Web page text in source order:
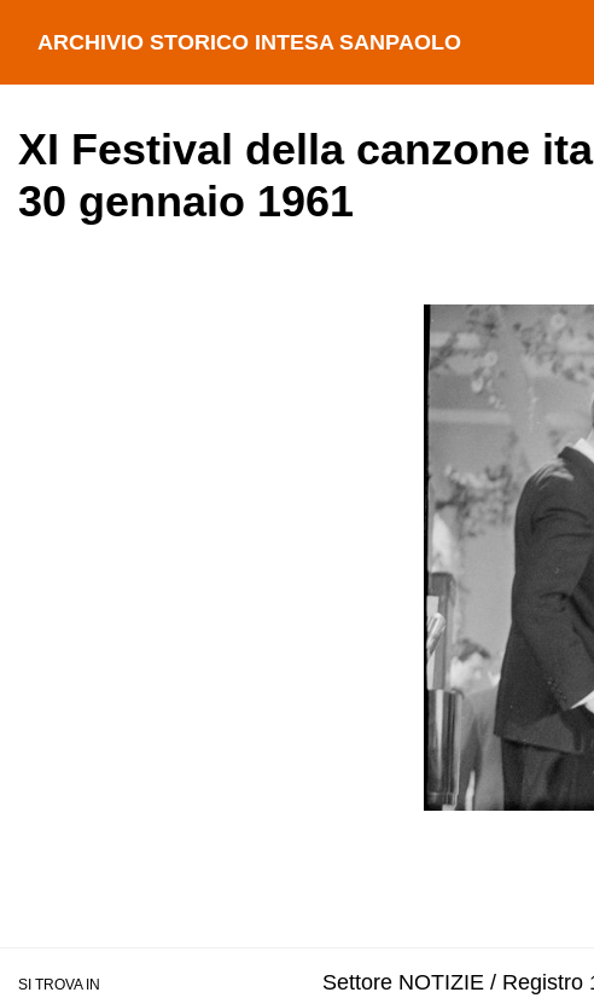
ARCHIVIO STORICO INTESA SANPAOLO
XI Festival della canzone
30 gennaio 1961
SI TROVA IN Settore NOTIZIE / Registro